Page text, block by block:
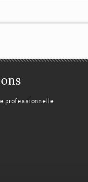
professionnelle